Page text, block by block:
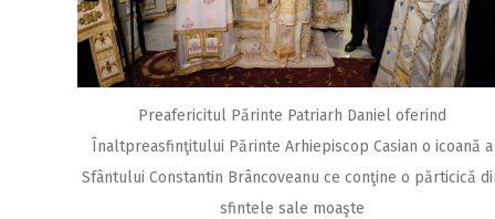
Preafericitul Părinte Patriarh Daniel oferind
Înaltpreasfinţitului Părinte Arhiepiscop Casian o icoană a
Sfântului Constantin Brâncoveanu ce conţine o părticică
sfintele sale moaşte